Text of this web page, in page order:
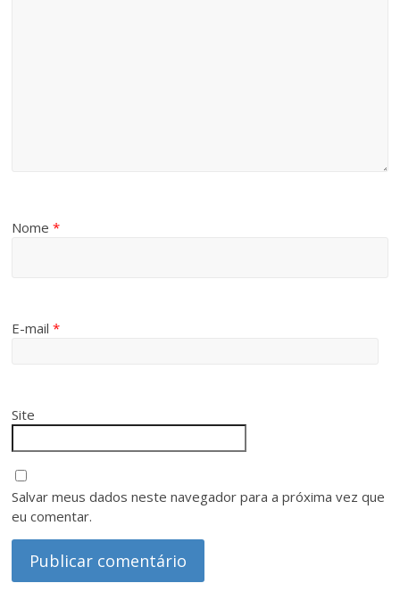
Nome*
E-mail*
Site
Salvar meus dados neste navegador para a próxima vez que
eu comentar.